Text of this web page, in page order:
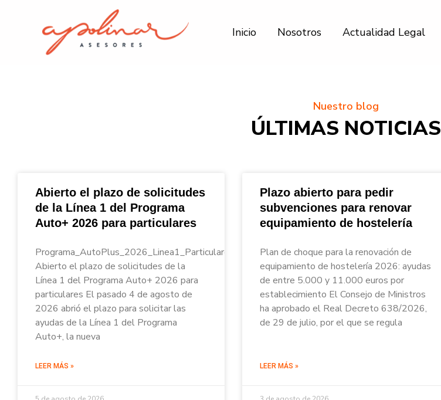
Inicio Nosotros Actualidad Legal
Nuestro blog
ÚLTIMAS NOTICIAS
Abierto el plazo de solicitudes
de la Línea 1 del Programa
Auto+ 2026 para particulares
Programa_AutoPlus_2026_Linea1_Particulares_Apolinar_Asesores
Abierto el plazo de solicitudes de la
Línea 1 del Programa Auto+ 2026 para
particulares El pasado 4 de agosto de
2026 abrió el plazo para solicitar las
ayudas de la Línea 1 del Programa
Auto+, la nueva
LEER MÁS »
Plazo abierto para pedir
subvenciones para renovar
equipamiento de hostelería
Plan de choque para la renovación de
equipamiento de hostelería 2026: ayudas
de entre 5.000 y 11.000 euros por
establecimiento El Consejo de Ministros
ha aprobado el Real Decreto 638/2026,
de 29 de julio, por el que se regula
LEER MÁS »